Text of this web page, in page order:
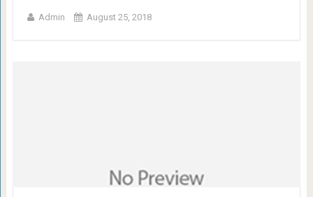
Admin August 25, 2018